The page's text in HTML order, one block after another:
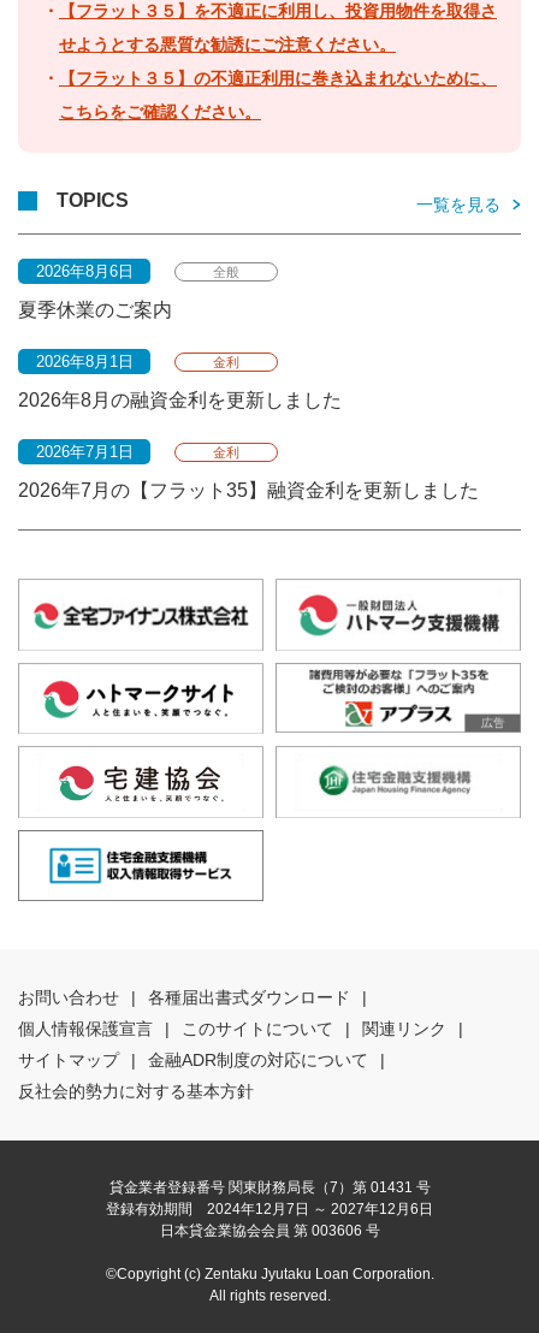
・
【フラット３５】を不適正に利用し、投資用物件を取得さ
せようとする悪質な勧誘にご注意ください。
・
【フラット３５】の不適正利用に巻き込まれないために、
こちらをご確認ください。
TOPICS 一覧を見る
2026年8月6日 全般
夏季休業のご案内
2026年8月1日 金利
2026年8月の融資金利を更新しました
2026年7月1日 金利
2026年7月の【フラット35】融資金利を更新しました
お問い合わせ | 各種届出書式ダウンロード
|
個人情報保護宣言
| このサイトについて | 関連リンク
|
サイトマップ
| 金融ADR制度の対応について
|
反社会的勢力に対する基本方針
貸金業者登録番号 関東財務局長（7）第 01431 号
登録有効期間 2024年12月7日 ～ 2027年12月6日
日本貸金業協会会員 第 003606 号
©Copyright (c) Zentaku Jyutaku Loan Corporation.
All rights reserved.